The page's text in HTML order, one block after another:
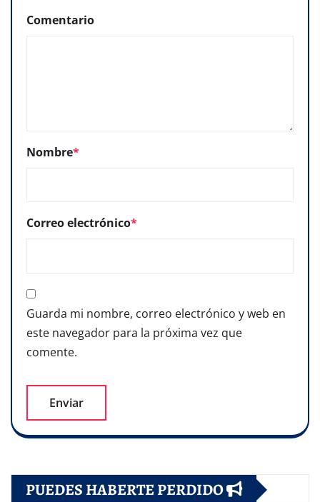
Comentario
Nombre*
Correo electrónico*
Guarda mi nombre, correo electrónico y web en
este navegador para la próxima vez que
comente.
PUEDES HABERTE PERDIDO